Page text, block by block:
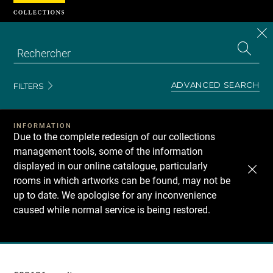
FILTERS ADVANCED SEARCH
INFORMATION
Due to the complete redesign of our collections
management tools, some of the information
displayed in our online catalogue, particularly
rooms in which artworks can be found, may not be
up to date. We apologise for any inconvenience
caused while normal service is being restored.
Recherche
Cookies management panel